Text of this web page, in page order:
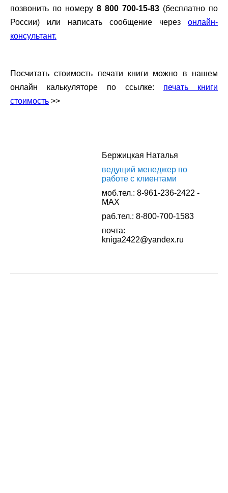
позвонить по номеру 8 800 700-15-83 (бесплатно по
России) или написать сообщение через онлайн-
консультант.
Посчитать стоимость печати книги можно в нашем
онлайн калькуляторе по ссылке: печать книги
стоимость >>
Бержицкая Наталья
ведущий менеджер по
работе с клиентами
моб.тел.: 8-961-236-2422 -
MAX
раб.тел.: 8-800-700-1583
почта:
kniga2422@yandex.ru